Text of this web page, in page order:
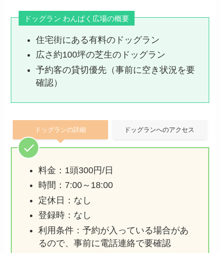
ドッグラン わんぱく広場の概要
住宅街にある有料のドッグラン
広さ約100坪の芝生のドッグラン
予約客の貸切優先（事前に空き状況を要
確認）
ドッグランの詳細 ドッグランへのアクセス
料金：1頭300円/日
時間：7:00～18:00
定休日：なし
登録時：なし
利用条件：予約が入っている場合があ
るので、事前に電話連絡で要確認